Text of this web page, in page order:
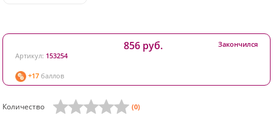
Артикул: 153254
+17 баллов
856 руб. Закончился
Количество (0)